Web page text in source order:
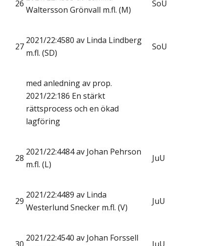
26
Waltersson Grönvall m.fl. (M)
SoU
27
2021/22:4580 av Linda Lindberg
m.fl. (SD)
SoU
med anledning av prop.
2021/22:186 En stärkt
rättsprocess och en ökad
lagföring
28
2021/22:4484 av Johan Pehrson
m.fl. (L)
JuU
29
2021/22:4489 av Linda
Westerlund Snecker m.fl. (V)
JuU
2021/22:4540 av Johan Forssell